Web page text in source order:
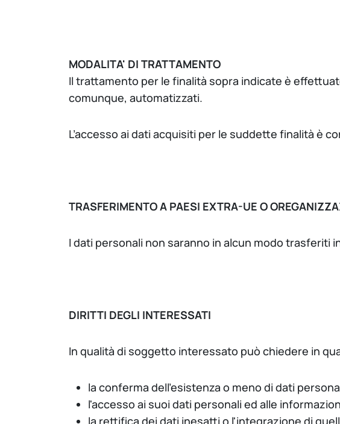
MODALITA' DI TRATTAMENTO
Il trattamento per le finalità sopra indicate è
comunque, automatizzati.
L’accesso ai dati acquisiti per le suddette finalità è
TRASFERIMENTO A PAESI EXTRA-UE O
I dati personali non saranno in alcun modo trasferiti
DIRITTI DEGLI INTERESSATI
In qualità di soggetto interessato può chiedere in
la conferma dell’esistenza o meno di dati
l'accesso ai suoi dati personali ed alle
la rettifica dei dati inesatti o l'integrazione di